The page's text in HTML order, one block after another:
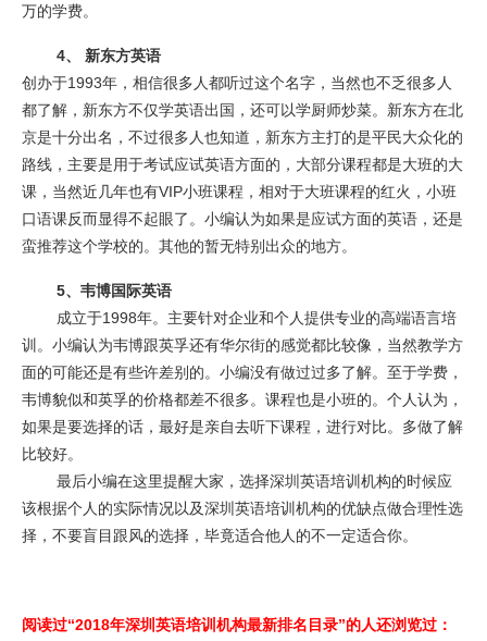
万的学费。
4、 新东方英语
创办于1993年，相信很多人都听过这个名字，当然也不乏很多人
都了解，新东方不仅学英语出国，还可以学厨师炒菜。新东方在北
京是十分出名，不过很多人也知道，新东方主打的是平民大众化的
路线，主要是用于考试应试英语方面的，大部分课程都是大班的大
课，当然近几年也有VIP小班课程，相对于大班课程的红火，小班
口语课反而显得不起眼了。小编认为如果是应试方面的英语，还是
蛮推荐这个学校的。其他的暂无特别出众的地方。
5、韦博国际英语
成立于1998年。主要针对企业和个人提供专业的高端语言培
训。小编认为韦博跟英孚还有华尔街的感觉都比较像，当然教学方
面的可能还是有些许差别的。小编没有做过过多了解。至于学费，
韦博貌似和英孚的价格都差不很多。课程也是小班的。个人认为，
如果是要选择的话，最好是亲自去听下课程，进行对比。多做了解
比较好。
最后小编在这里提醒大家，选择深圳英语培训机构的时候应
该根据个人的实际情况以及深圳英语培训机构的优缺点做合理性选
择，不要盲目跟风的选择，毕竟适合他人的不一定适合你。
阅读过“2018年深圳英语培训机构最新排名目录”的人还浏览过：